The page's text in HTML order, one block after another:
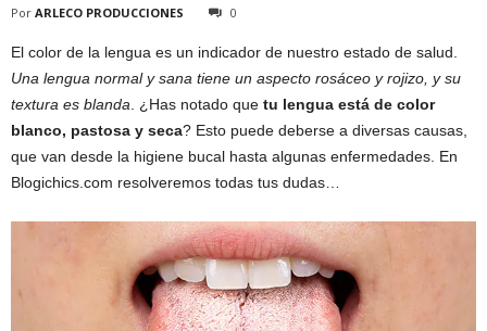
Por ARLECO PRODUCCIONES 0
El color de la lengua es un indicador de nuestro estado de salud.
Una lengua normal y sana tiene un aspecto rosáceo y rojizo, y su
textura es blanda . ¿Has notado que tu lengua está de color
blanco, pastosa y seca? Esto puede deberse a diversas causas,
que van desde la higiene bucal hasta algunas enfermedades. En
Blogichics.com resolveremos todas tus dudas…